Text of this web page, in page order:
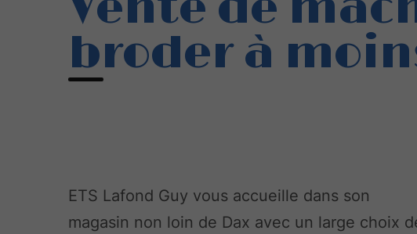
broder à
ETS Lafond Guy vous accueille dans son
magasin non loin de Dax avec un large choix